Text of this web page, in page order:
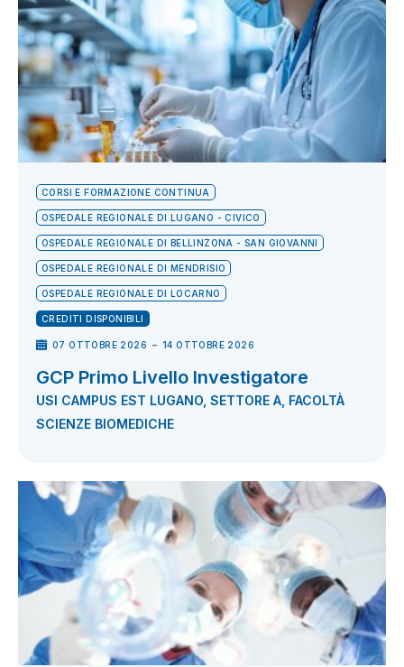
CORSI E FORMAZIONE CONTINUA
OSPEDALE REGIONALE DI LUGANO - CIVICO
OSPEDALE REGIONALE DI BELLINZONA - SAN GIOVANNI
OSPEDALE REGIONALE DI MENDRISIO
OSPEDALE REGIONALE DI LOCARNO
CREDITI DISPONIBILI
07 OTTOBRE 2026 - 14 OTTOBRE 2026
GCP Primo Livello Investigatore
USI CAMPUS EST LUGANO, SETTORE A, FACOLTÀ
SCIENZE BIOMEDICHE